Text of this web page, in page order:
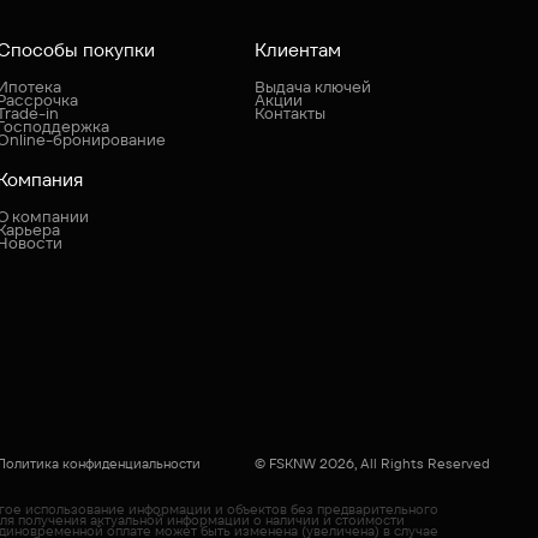
покупки
in
бронирование
Клиентам
Выдача ключей
Акции
Контакты
компании
конфиденциальности © FSKNW 2026, All Rights Reserved
использование информации и объектов без предварительного
получения актуальной информации о наличии и стоимости
оплате может быть изменена (увеличена) в случае